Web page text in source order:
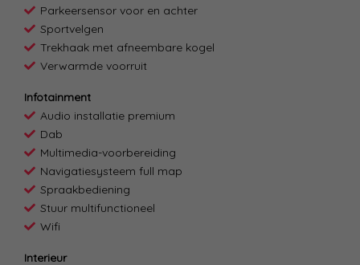
Parkeersensor voor en achter
Sportvelgen
Trekhaak met afneembare kogel
Verwarmde voorruit
Infotainment
Audio installatie premium
Dab
Multimedia-voorbereiding
Navigatiesysteem full map
Spraakbediening
Stuur multifunctioneel
Wifi
Interieur